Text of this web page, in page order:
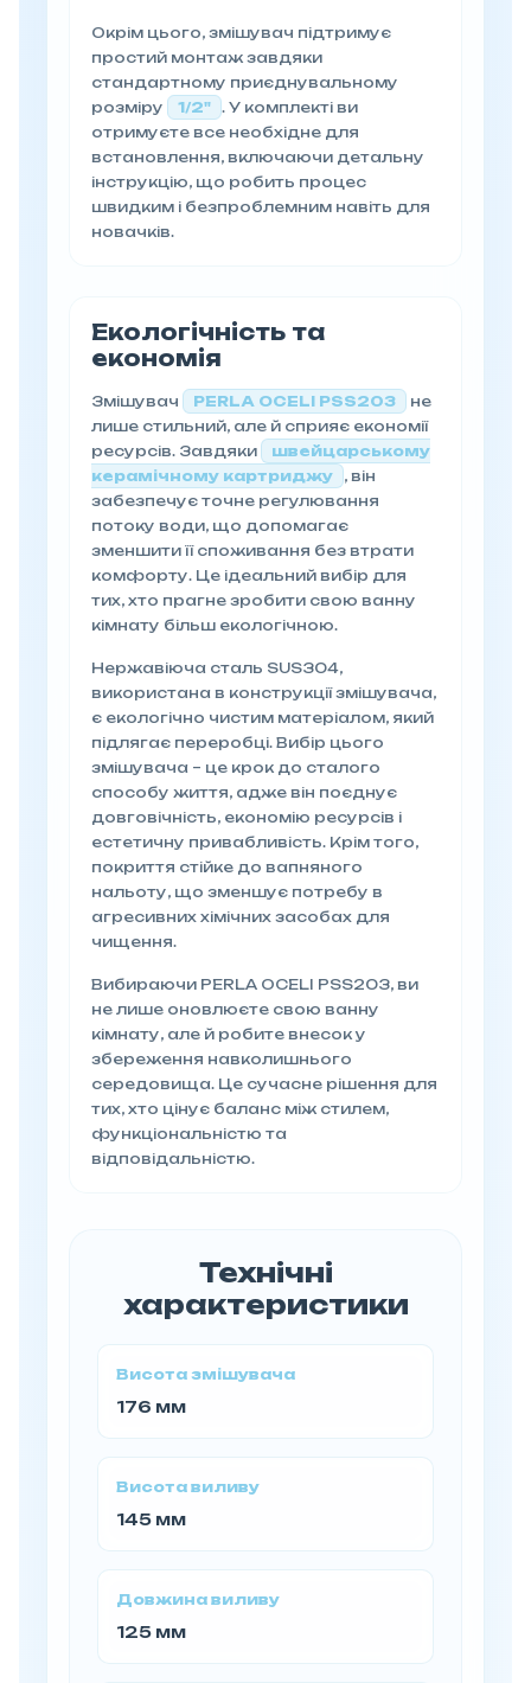
Окрім цього, змішувач підтримує
простий монтаж завдяки
стандартному приєднувальному
розміру
1/2"
. У комплекті ви
отримуєте все необхідне для
встановлення, включаючи детальну
інструкцію, що робить процес
швидким і безпроблемним навіть для
новачків.
Екологічність та
економія
Змішувач PERLA OCELI PSS203
не
лише стильний, але й сприяє економії
ресурсів. Завдяки
швейцарському
керамічному картриджу
, він
забезпечує точне регулювання
потоку води, що допомагає
зменшити її споживання без втрати
комфорту. Це ідеальний вибір для
тих, хто прагне зробити свою ванну
кімнату більш екологічною.
Нержавіюча сталь SUS304,
використана в конструкції змішувача,
є екологічно чистим матеріалом, який
підлягає переробці. Вибір цього
змішувача – це крок до сталого
способу життя, адже він поєднує
довговічність, економію ресурсів і
естетичну привабливість. Крім того,
покриття стійке до вапняного
нальоту, що зменшує потребу в
агресивних хімічних засобах для
чищення.
Вибираючи PERLA OCELI PSS203, ви
не лише оновлюєте свою ванну
кімнату, але й робите внесок у
збереження навколишнього
середовища. Це сучасне рішення для
тих, хто цінує баланс між стилем,
функціональністю та
відповідальністю.
Технічні
характеристики
Висота змішувача
176 мм
Висота виливу
145 мм
Довжина виливу
125 мм